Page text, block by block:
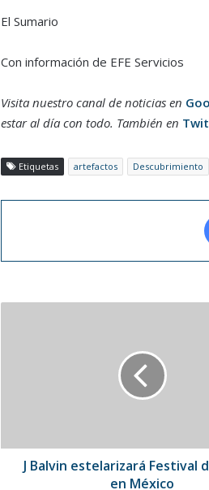
El Sumario
Con información de EFE Servicios
Visita nuestro canal de noticias en
estar al día con todo. También en
Etiquetas artefactos Descubrimiento
J Balvin estelarizará Festival
en México